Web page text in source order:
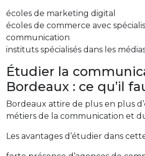
écoles de marketing digital
écoles de commerce avec
communication
instituts spécialisés dans les
Étudier la
Bordeaux : ce qu’il
Bordeaux attire de plus en plus
métiers de la communication et
Les avantages d’étudier dans